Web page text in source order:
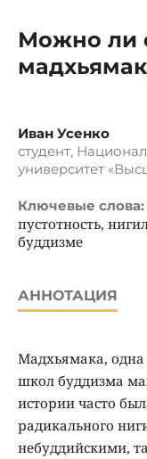
Можно ли
Иван Усенко
студент,
университет
Ключевые слова:
пустотность,
буддизме
АННОТАЦИЯ
Мадхьямака, одна
школ буддизма
истории часто
радикального
небуддийскими,